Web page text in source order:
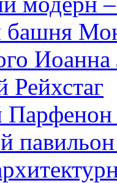
башня
Иоанна
Рейхстаг
Парфенон